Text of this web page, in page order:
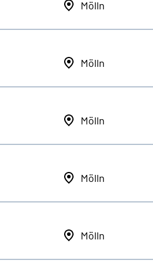
Mölln
Mölln
Mölln
Mölln
Mölln